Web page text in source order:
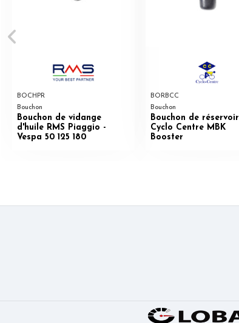
BOCHPR
Bouchon
Bouchon de vidange
d'huile RMS Piaggio -
Vespa 50 125 180
BORBCC
Bouchon
Bouchon de réservoir
Cyclo Centre MBK
Booster